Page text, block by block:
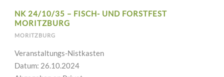
NK 24/10/35 – FISCH- UND FORSTFEST
MORITZBURG
MORITZBURG
Veranstaltungs-Nistkasten
Datum: 26.10.2024